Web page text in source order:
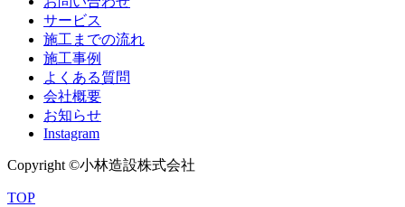
サービス
施工までの流れ
施工事例
よくある質問
会社概要
お知らせ
Instagram
Copyright ©小林造設株式会社
TOP